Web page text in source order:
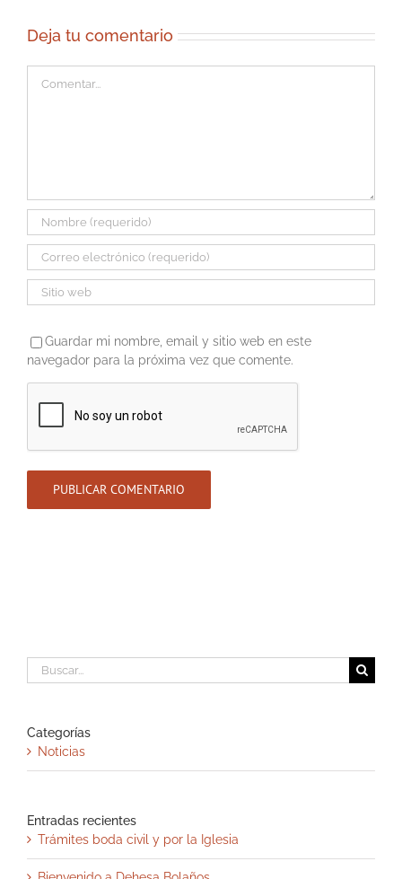
Deja tu comentario
Guardar mi nombre, email y sitio web en este
navegador para la próxima vez que comente.
Buscar:
Categorías
Noticias
Entradas recientes
Trámites boda civil y por la Iglesia